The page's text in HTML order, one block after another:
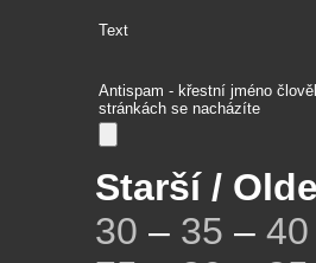
Text
Antispam - křestní jméno
stránkách se nacházíte
Starší /
30 – 35 – 40